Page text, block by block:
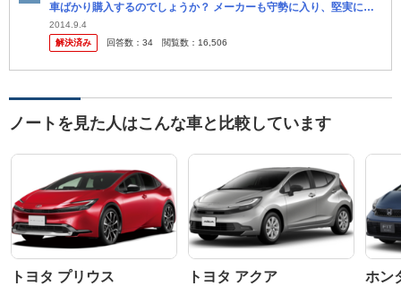
車ばかり購入するのでしょうか？ メーカーも守勢に入り、堅実に需
要のある軽自動車とミニバンばかり製造をし、 教習所も少子化によ
る生き残...
2014.9.4
解決済み
回答数： 34 閲覧数： 16,506
ノートを見た人はこんな車と比較しています
トヨタ プリウス トヨタ アクア ホン